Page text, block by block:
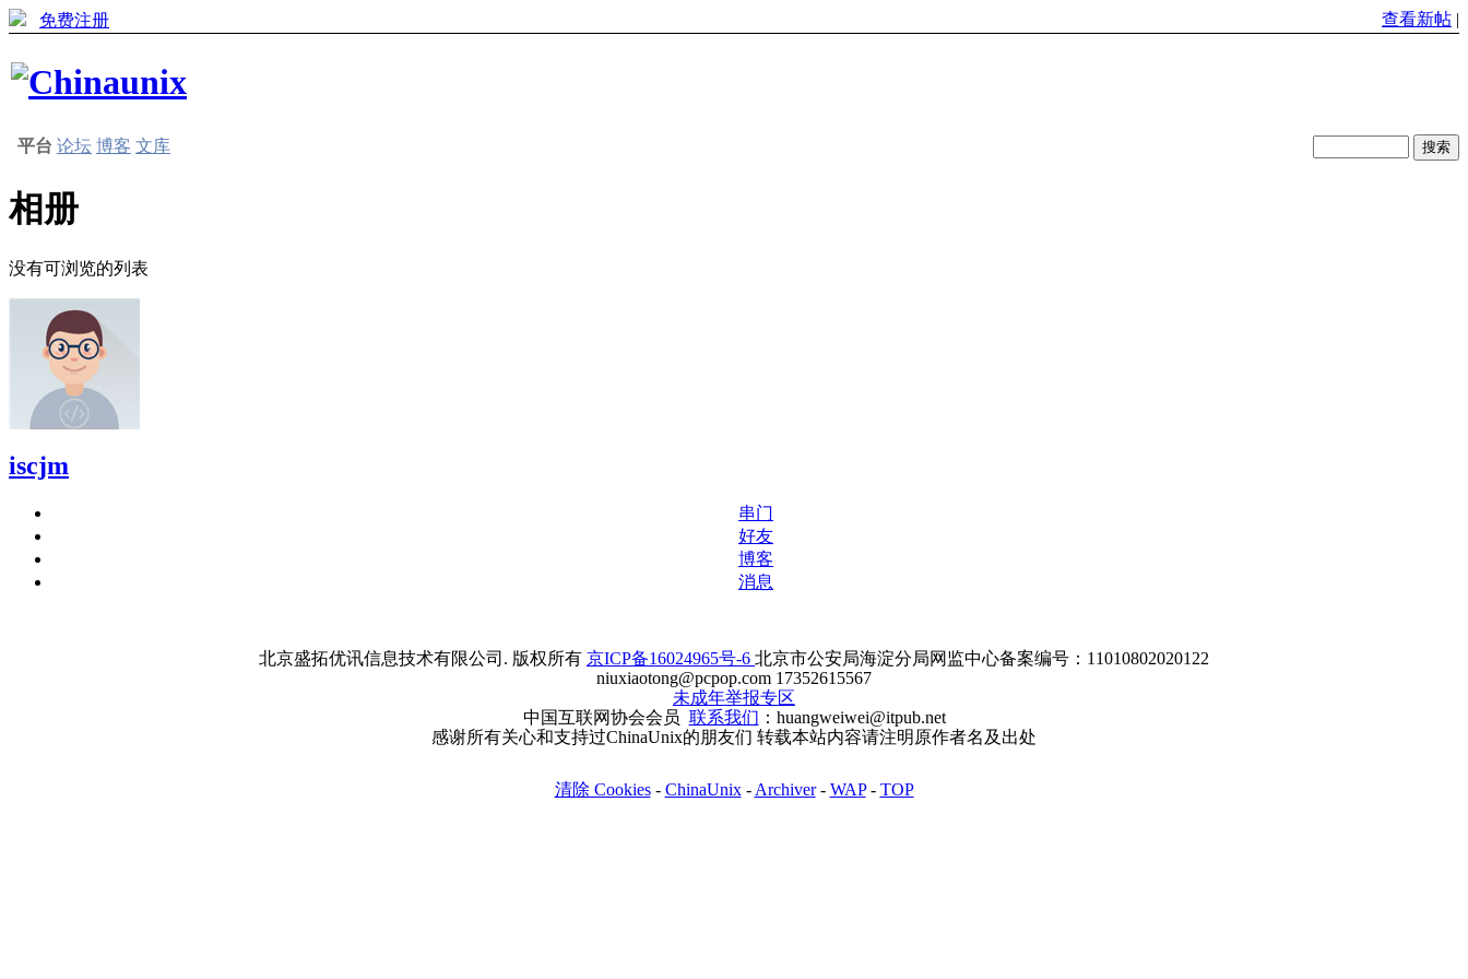
免费注册 查看新帖 |
平台 论坛 博客 文库
相册
没有可浏览的列表
iscjm
串门
好友
博客
消息
北京盛拓优讯信息技术有限公司. 版权所有 京ICP备16024965号-6 北京市公安局海淀分局网监中心备案编号：11010802020122
niuxiaotong@pcpop.com 17352615567
未成年举报专区
中国互联网协会会员 联系我们 ：huangweiwei@itpub.net
感谢所有关心和支持过ChinaUnix的朋友们 转载本站内容请注明原作者名及出处
清除 Cookies- ChinaUnix- Archiver- WAP- TOP